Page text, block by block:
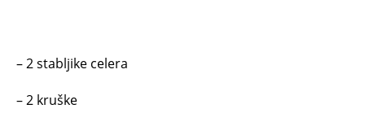
– 2 stаblјikе cеlеrа
– 2 kruškе